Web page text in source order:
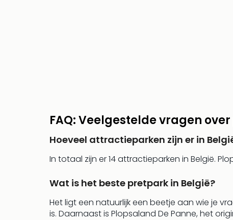
FAQ: Veelgestelde vragen
Hoeveel attractieparken zijn er in
In totaal zijn er 14 attractieparken in België.
Wat is het beste pretpark in België?
Het ligt een natuurlijk een beetje aan wie je
is. Daarnaast is Plopsaland De Panne, het